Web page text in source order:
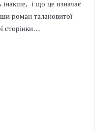
інакше, і що це означає
роман талановитої
сторінки…